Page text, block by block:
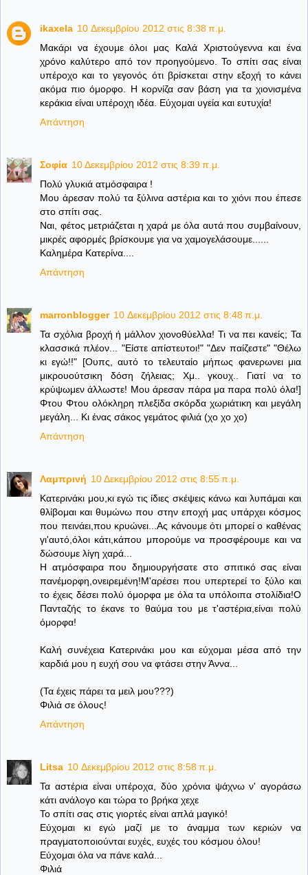
ikaxela 10 Δεκεμβρίου 2012 στις 8:38 π.μ.
Μακάρι να έχουμε όλοι μας Καλά Χριστούγεννα και ένα
χρόνο καλύτερο από τον προηγούμενο. Το σπίτι σας είναι
υπέροχο και το γεγονός ότι βρίσκεται στην εξοχή το κάνει
ακόμα πιο όμορφο. Η κορνίζα σαν βάση για τα χιονισμένα
κεράκια είναι υπέροχη ιδέα. Εύχομαι υγεία και ευτυχία!
Απάντηση
Σοφία 10 Δεκεμβρίου 2012 στις 8:39 π.μ.
Πολύ γλυκιά ατμόσφαιρα !
Μου άρεσαν πολύ τα ξύλινα αστέρια και το χιόνι που έπεσε
στο σπίτι σας.
Ναι, φέτος μετριάζεται η χαρά με όλα αυτά που συμβαίνουν,
μικρές αφορμές βρίσκουμε για να χαμογελάσουμε......
Καλημέρα Κατερίνα....
Απάντηση
marronblogger 10 Δεκεμβρίου 2012 στις 8:48 π.μ.
Τα σχόλια βροχή ή μάλλον χιονοθύελλα! Τι να πει κανείς; Τα
κλασσικά πλέον... "Είστε απίστευτοι!" "Δεν παίζεστε" "Θέλω
κι εγώ!!" [Ουπς, αυτό το τελευταίο μήπως φανερωνει μια
μικρουούτσικη δόση ζήλειας; Χμ.. γκουχ.. Γιατί να το
κρύψωμεν άλλωστε! Μου άρεσαν πάρα μα παρα πολύ όλα!]
Φτου Φτου ολόκληρη πλεξίδα σκόρδα χωριάτικη και μεγάλη
μεγάλη... Κι ένας σάκος γεμάτος φιλιά (χο χο χο)
Απάντηση
Λαμπρινή 10 Δεκεμβρίου 2012 στις 8:55 π.μ.
Κατερινάκι μου,κι εγώ τις ίδιες σκέψεις κάνω και λυπάμαι και
θλίβομαι και θυμώνω που στην εποχή μας υπάρχει κόσμος
που πεινάει,που κρυώνει...Ας κάνουμε ότι μπορεί ο καθένας
γι'αυτό,όλοι κάτι,κάπου μπορούμε να προσφέρουμε και να
δώσουμε λίγη χαρά...
Η ατμόσφαιρα που δημιουργήσατε στο σπιτικό σας είναι
πανέμορφη,ονειρεμένη!Μ'αρέσει που υπερτερεί το ξύλο και
το έχεις δέσει πολύ όμορφα με όλα τα υπόλοιπα στολίδια!Ο
Πανταζής το έκανε το θαύμα του με τ'αστέρια,είναι πολύ
όμορφα!
Καλή συνέχεια Κατερινάκι μου και εύχομαι μέσα από την
καρδιά μου η ευχή σου να φτάσει στην Άννα...
(Τα έχεις πάρει τα μειλ μου???)
Φιλιά σε όλους!
Απάντηση
Litsa 10 Δεκεμβρίου 2012 στις 8:58 π.μ.
Τα αστέρια είναι υπέροχα, δύο χρόνια ψάχνω ν' αγοράσω
κάτι ανάλογο και τώρα το βρήκα χεχε
Το σπίτι σας στις γιορτές είναι απλά μαγικό!
Εύχομαι κι εγώ μαζί με το άναμμα των κεριών να
πραγματοποιούνται ευχές, ευχές του κόσμου όλου!
Εύχομαι όλα να πάνε καλά...
Φιλιά